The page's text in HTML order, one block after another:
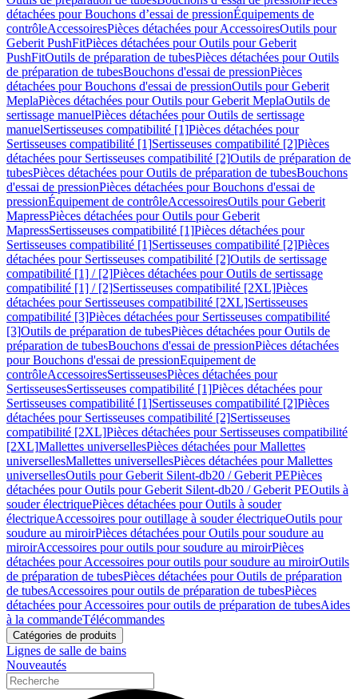
détachées pour Bouchons d’essai de pressionÉquipements de
contrôleAccessoiresPièces détachées pour AccessoiresOutils pour
Geberit PushFitPièces détachées pour Outils pour Geberit
PushFitOutils de préparation de tubesPièces détachées pour Outils
de préparation de tubesBouchons d'essai de pressionPièces
détachées pour Bouchons d'essai de pressionOutils pour Geberit
MeplaPièces détachées pour Outils pour Geberit MeplaOutils de
sertissage manuelPièces détachées pour Outils de sertissage
manuelSertisseuses compatibilité [1]Pièces détachées pour
Sertisseuses compatibilité [1]Sertisseuses compatibilité [2]Pièces
détachées pour Sertisseuses compatibilité [2]Outils de préparation de
tubesPièces détachées pour Outils de préparation de tubesBouchons
d'essai de pressionPièces détachées pour Bouchons d'essai de
pressionÉquipement de contrôleAccessoiresOutils pour Geberit
MapressPièces détachées pour Outils pour Geberit
MapressSertisseuses compatibilité [1]Pièces détachées pour
Sertisseuses compatibilité [1]Sertisseuses compatibilité [2]Pièces
détachées pour Sertisseuses compatibilité [2]Outils de sertissage
compatibilité [1] / [2]Pièces détachées pour Outils de sertissage
compatibilité [1] / [2]Sertisseuses compatibilité [2XL]Pièces
détachées pour Sertisseuses compatibilité [2XL]Sertisseuses
compatibilité [3]Pièces détachées pour Sertisseuses compatibilité
[3]Outils de préparation de tubesPièces détachées pour Outils de
préparation de tubesBouchons d'essai de pressionPièces détachées
pour Bouchons d'essai de pressionEquipement de
contrôleAccessoiresSertisseusesPièces détachées pour
SertisseusesSertisseuses compatibilité [1]Pièces détachées pour
Sertisseuses compatibilité [1]Sertisseuses compatibilité [2]Pièces
détachées pour Sertisseuses compatibilité [2]Sertisseuses
compatibilité [2XL]Pièces détachées pour Sertisseuses compatibilité
[2XL]Mallettes universellesPièces détachées pour Mallettes
universellesMallettes universellesPièces détachées pour Mallettes
universellesOutils pour Geberit Silent-db20 / Geberit PEPièces
détachées pour Outils pour Geberit Silent-db20 / Geberit PEOutils à
souder électriquePièces détachées pour Outils à souder
électriqueAccessoires pour outillage à souder électriqueOutils pour
soudure au miroirPièces détachées pour Outils pour soudure au
miroirAccessoires pour outils pour soudure au miroirPièces
détachées pour Accessoires pour outils pour soudure au miroirOutils
de préparation de tubesPièces détachées pour Outils de préparation
de tubesAccessoires pour outils de préparation de tubesPièces
détachées pour Accessoires pour outils de préparation de tubesAides
à la commandeTélécommandes
Catégories de produits
Lignes de salle de bains
Nouveautés